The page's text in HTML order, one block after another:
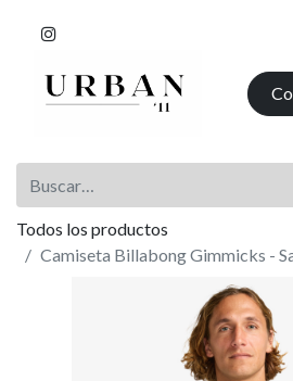
Todos los productos
Camiseta Billabong Gimmicks -